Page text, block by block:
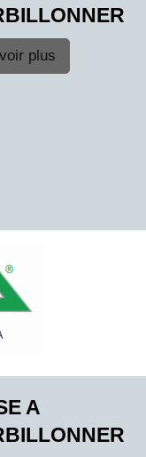
plus
A